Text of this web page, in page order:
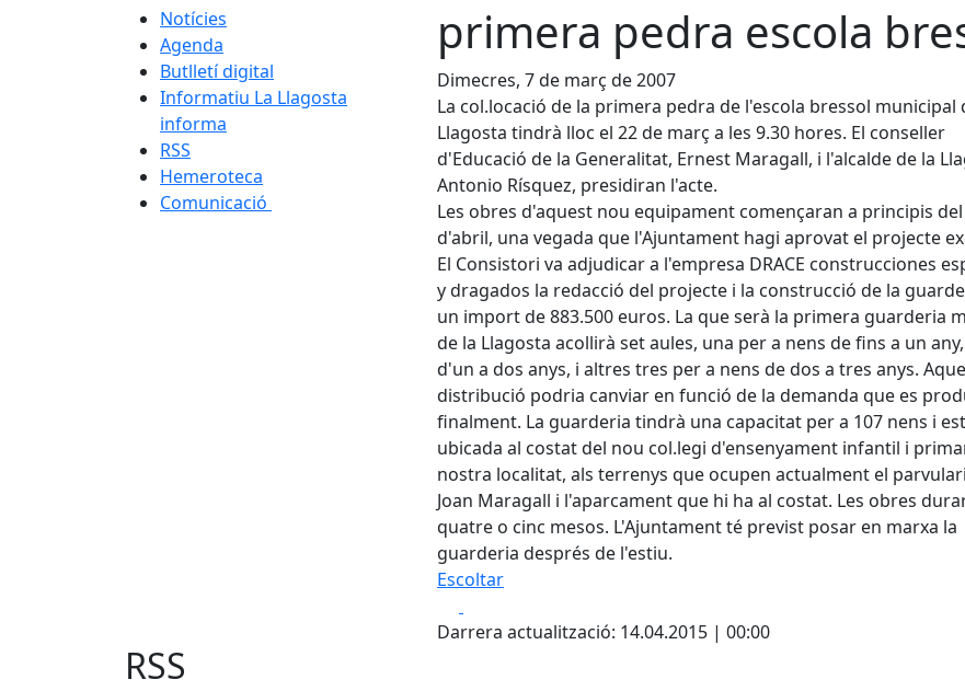
Notícies
Agenda
Butlletí digital
Informatiu La Llagosta
informa
RSS
Hemeroteca
Comunicació
primera pedra escola
Dimecres, 7 de març de 2007
La col.locació de la primera pedra de l'escola bressol municipal
Llagosta tindrà lloc el 22 de març a les 9.30 hores. El conseller
d'Educació de la Generalitat, Ernest Maragall, i l'alcalde de la
Antonio Rísquez, presidiran l'acte.
Les obres d'aquest nou equipament començaran a principis
d'abril, una vegada que l'Ajuntament hagi aprovat el projecte
El Consistori va adjudicar a l'empresa DRACE construcciones
y dragados la redacció del projecte i la construcció de la
un import de 883.500 euros. La que serà la primera guarderia
de la Llagosta acollirà set aules, una per a nens de fins a un
d'un a dos anys, i altres tres per a nens de dos a tres anys.
distribució podria canviar en funció de la demanda que es
finalment. La guarderia tindrà una capacitat per a 107 nens i
ubicada al costat del nou col.legi d'ensenyament infantil i
nostra localitat, als terrenys que ocupen actualment el
Joan Maragall i l'aparcament que hi ha al costat. Les obres
quatre o cinc mesos. L'Ajuntament té previst posar en marxa la
guarderia després de l'estiu.
Escoltar
Darrera actualització: 14.04.2015 | 00:00
RSS